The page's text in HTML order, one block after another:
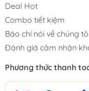
Deal Hot
Combo tiết kiệm
Báo chí nói về chúng
Đánh giá cảm nhận
Phương thức thanh